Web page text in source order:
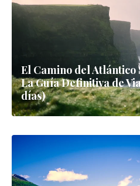
El Camino del
La Guía Definitiva de
días)